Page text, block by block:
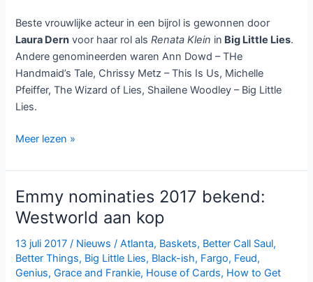
Beste vrouwlijke acteur in een bijrol is gewonnen door
Laura Dern voor haar rol als Renata Klein in Big Little Lies.
Andere genomineerden waren Ann Dowd – THe
Handmaid’s Tale, Chrissy Metz – This Is Us, Michelle
Pfeiffer, The Wizard of Lies, Shailene Woodley – Big Little
Lies.
Big
Lies
grote
winnaar
bij
Golden
Globes
Meer lezen »
Emmy nominaties 2017 bekend:
Westworld aan kop
13 juli 2017/ Nieuws /Atlanta, Baskets, Better Call Saul,
Better Things, Big Little Lies, Black-ish, Fargo, Feud,
Genius,Grace and Frankie, House of Cards, How to Get